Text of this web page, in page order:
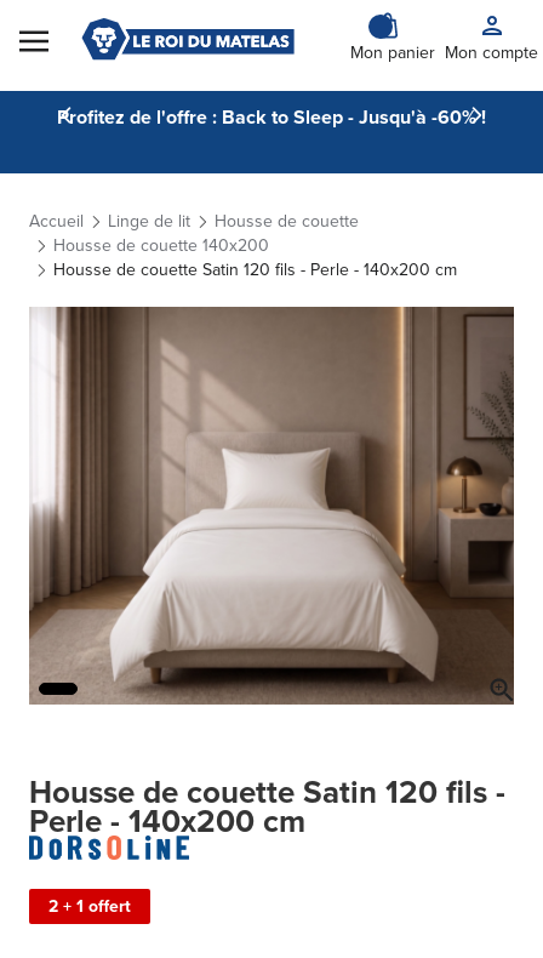
Skip to Content
Mon panier Mon compte
Profitez de l'offre : Back to Sleep - Jusqu'à -60% !
Accueil Linge de lit
Housse de couette
Housse de couette 140x200
Housse de couette Satin 120 fils - Perle - 140x200 cm
Housse de couette Satin 120 fils -
Perle - 140x200 cm
2 + 1 offert